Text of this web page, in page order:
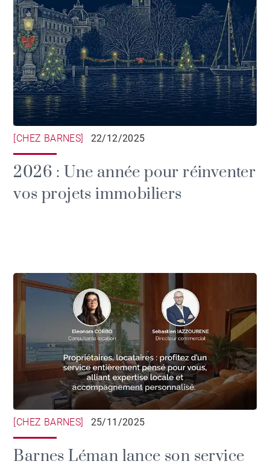
[CHEZ BARNES] 22/12/2025
2026 : Une année pour réinventer
vos projets immobiliers
[CHEZ BARNES] 25/11/2025
Barnes Léman lance son service